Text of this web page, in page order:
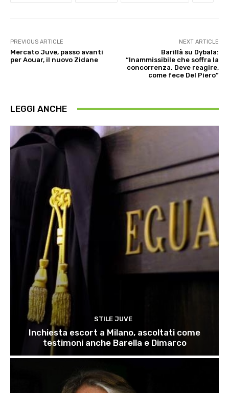
PREVIOUS ARTICLE
Mercato Juve, passo avanti
per Aouar, il nuovo Zidane
NEXT ARTICLE
Barillà su Dybala:
“Inammissibile che soffra la
concorrenza. Deve reagire,
come fece Del Piero”
LEGGI ANCHE
STILE JUVE
Inchiesta escort a Milano, ascoltati come
testimoni anche Barella e Dimarco